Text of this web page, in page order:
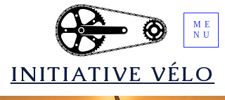
​INITIATIVE VÉLO
ME
NU